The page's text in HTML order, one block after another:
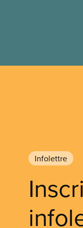
Infolettre